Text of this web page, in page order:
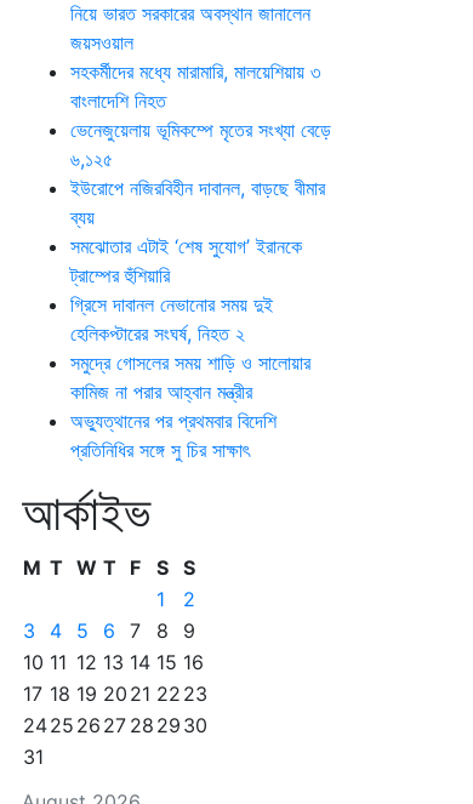
নিয়ে ভারত সরকারের অবস্থান জানালেন
জয়সওয়াল
সহকর্মীদের মধ্যে মারামারি, মালয়েশিয়ায় ৩
বাংলাদেশি নিহত
ভেনেজুয়েলায় ভূমিকম্পে মৃতের সংখ্যা বেড়ে
৬,১২৫
ইউরোপে নজিরবিহীন দাবানল, বাড়ছে বীমার
ব্যয়
সমঝোতার এটাই ‘শেষ সুযোগ’ ইরানকে
ট্রাম্পের হুঁশিয়ারি
গ্রিসে দাবানল নেভানোর সময় দুই
হেলিকপ্টারের সংঘর্ষ, নিহত ২
সমুদ্রে গোসলের সময় শাড়ি ও সালোয়ার
কামিজ না পরার আহ্বান মন্ত্রীর
অভ্যুত্থানের পর প্রথমবার বিদেশি
প্রতিনিধির সঙ্গে সু চির সাক্ষাৎ
আর্কাইভ
M T W T F S S
1
2
3
4 5 6 7 8
9
10 11 12 13 14 15 16
17 18 19 20 21 22 23
2425 26 27 28 29 30
31